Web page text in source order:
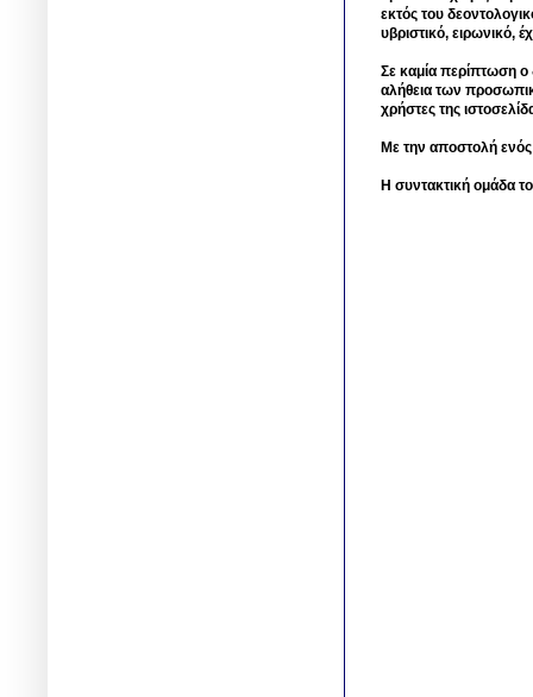
εκτός του
υβριστικό, ειρωνικό,
Σε καμία περίπτωση ο
αλήθεια των
χρήστες της
Με την αποστολή
Η συντακτική ομάδα